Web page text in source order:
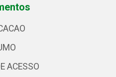
ACESSO